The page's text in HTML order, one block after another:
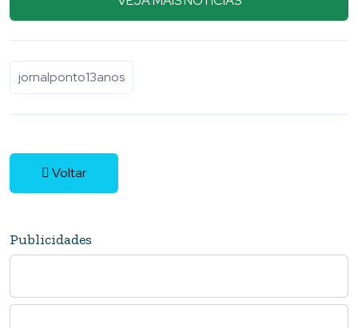
VEJA MAIS NOTÍCIAS
jornalponto13anos
Voltar
Publicidades